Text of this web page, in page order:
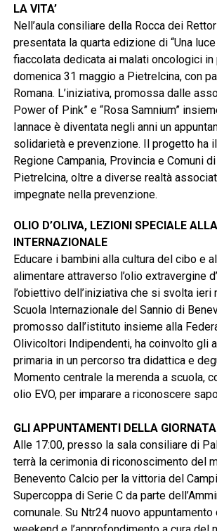
LA VITA’
Nell’aula consiliare della Rocca dei
presentata la quarta edizione di “Una
fiaccolata dedicata ai malati oncologici in
domenica 31 maggio a Pietrelcina, con
Romana. L’iniziativa, promossa dalle
Power of Pink” e “Rosa Samnium”
Iannace è diventata negli anni un
solidarietà e prevenzione. Il progetto ha
Regione Campania, Provincia e Comuni
Pietrelcina, oltre a diverse realtà
impegnate nella prevenzione.
OLIO D’OLIVA, LEZIONI SPECIALE
INTERNAZIONALE
Educare i bambini alla cultura del cibo e
alimentare attraverso l’olio extravergine
l’obiettivo dell’iniziativa che si svolta ieri
Scuola Internazionale del Sannio di
promosso dall’istituto insieme alla
Olivicoltori Indipendenti, ha coinvolto gli
primaria in un percorso tra didattica e
Momento centrale la merenda a scuola,
olio EVO, per imparare a riconoscere
GLI APPUNTAMENTI DELLA GIORNATA
Alle 17:00, presso la sala consiliare di
terrà la cerimonia di riconoscimento del
Benevento Calcio per la vittoria del
Supercoppa di Serie C da parte
comunale. Su Ntr24 nuovo